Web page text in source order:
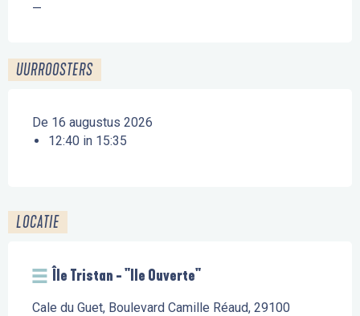
—
UURROOSTERS
De 16 augustus 2026
12:40 in 15:35
LOCATIE
Île Tristan - "Ile Ouverte"
Cale du Guet, Boulevard Camille Réaud, 29100